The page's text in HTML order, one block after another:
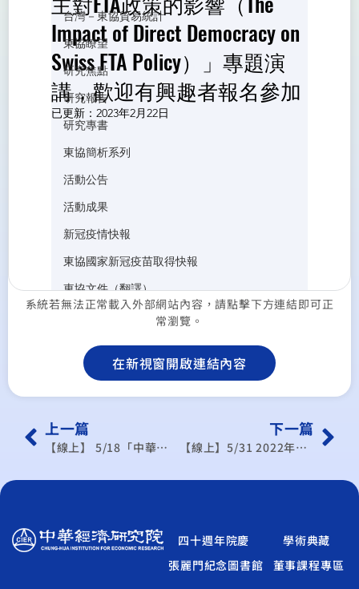
系統若無法正常載入外部網站內容，請點擊下方連結即可正
常瀏覽。
在新視窗開啟連結內容
上一篇
【線上】 5/18「中華財經趨勢研討會-當前臺灣人才供需缺口情勢及因應對策」
下一篇
【線上】5/31 2022年國際經貿機會與挑戰研討會：臺美經貿合作之機會與挑戰
四十週年院慶
學術典藏
張麗門紀念圖書館
董事課程專區